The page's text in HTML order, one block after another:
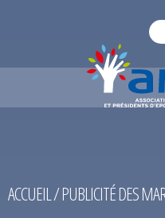
ACCUEIL/PUBLICITÉ DES